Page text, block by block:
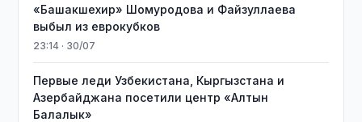
«Башакшехир» Шомуродова и Файзуллаева
выбыл из еврокубков
23:14 · 30/07
Первые леди Узбекистана, Кыргызстана и
Азербайджана посетили центр «Алтын
Балалык»